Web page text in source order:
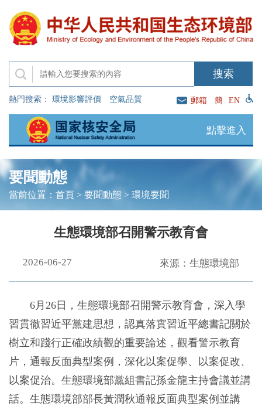
熱門搜索： 環境影響評價 空氣品質 郵箱 簡 EN
點擊進入
要聞動態
當前位置： 首頁> 要聞動態> 環境要聞
生態環境部召開警示教育會
2026-06-27 來源：生態環境部
6月26日，生態環境部召開警示教育會，深入學
習貫徹習近平黨建思想，認真落實習近平總書記關於
樹立和踐行正確政績觀的重要論述，觀看警示教育
片，通報反面典型案例，深化以案促學、以案促改、
以案促治。生態環境部黨組書記孫金龍主持會議並講
話。生態環境部部長黃潤秋通報反面典型案例並講